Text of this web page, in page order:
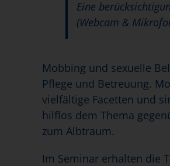
Eine
(Webcam &
Mobbing und sexuelle
Pflege und Betreuung.
vielfältige Facetten und
hilflos dem Thema
zum Albtraum.
Im Seminar erhalten die